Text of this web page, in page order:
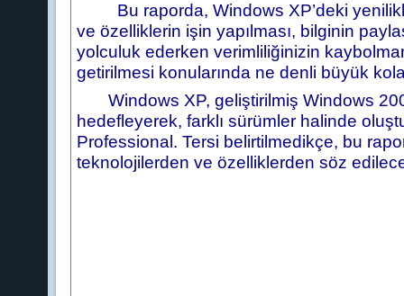
Bu raporda, Windows XP’deki
ve özelliklerin işin yapılması, bilginin
yolculuk ederken verimliliğinizin
getirilmesi konularında ne denli büyük
Windows XP, geliştirilmiş Windows
hedefleyerek, farklı sürümler halinde
Professional. Tersi belirtilmedikçe, bu
teknolojilerden ve özelliklerden söz